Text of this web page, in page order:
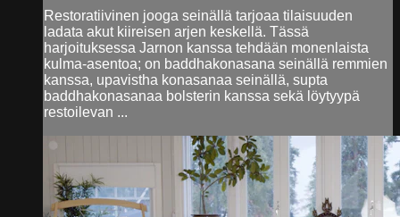
Restoratiivinen jooga seinällä tarjoaa tilaisuuden
ladata akut kiireisen arjen keskellä. Tässä
harjoituksessa Jarnon kanssa tehdään monenlaista
kulma-asentoa; on baddhakonasana seinällä remmien
kanssa, upavistha konasanaa seinällä, supta
baddhakonasanaa bolsterin kanssa sekä löytyypä
restoilevan ...